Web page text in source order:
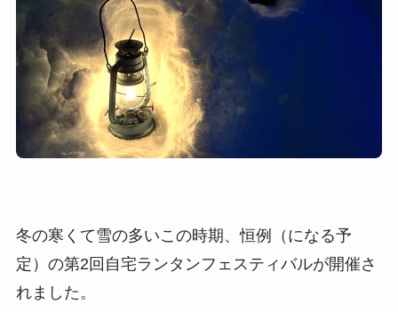
冬の寒くて雪の多いこの時期、恒例（になる予
定）の第2回自宅ランタンフェスティバルが開催さ
れました。